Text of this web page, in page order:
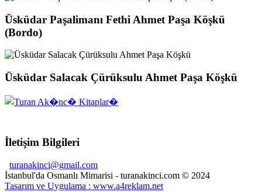
Üsküdar Paşalimanı Fethi Ahmet Paşa Köşkü
(Bordo)
Üsküdar Salacak Çürüksulu Ahmet Paşa Köşkü
İletişim Bilgileri
turanakinci@gmail.com
İstanbul'da Osmanlı Mimarisi - turanakinci.com © 2024
Tasarım ve Uygulama : www.a4reklam.net